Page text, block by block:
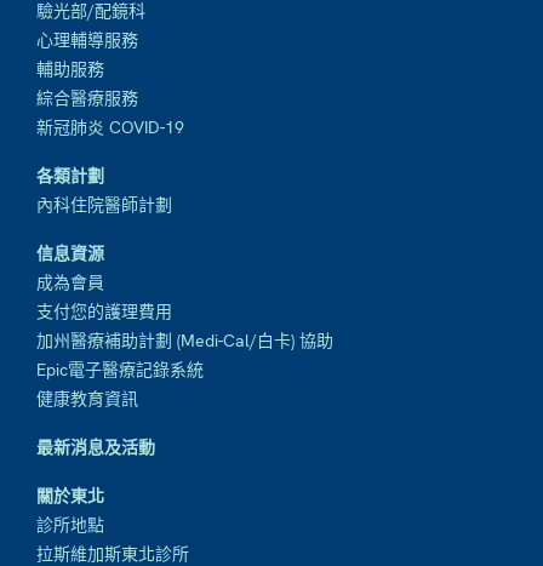
驗光部/配鏡科
心理輔導服務
輔助服務
綜合醫療服務
新冠肺炎 COVID-19
各類計劃
內科住院醫師計劃
信息資源
成為會員
支付您的護理費用
加州醫療補助計劃 (Medi-Cal/白卡) 協助
Epic電子醫療記錄系統
健康教育資訊
最新消息及活動
關於東北
診所地點
拉斯維加斯東北診所